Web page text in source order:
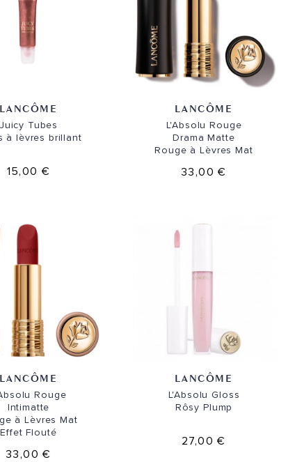
LANCÔME
Juicy Tubes
à lèvres brillant
15,00 €
LANCÔME
L'Absolu Rouge
Drama Matte
Rouge à Lèvres Mat
33,00 €
LANCÔME
Rouge
Intimatte
à Lèvres Mat
Effet Flouté
33,00 €
LANCÔME
L'Absolu Gloss
Rôsy Plump
27,00 €